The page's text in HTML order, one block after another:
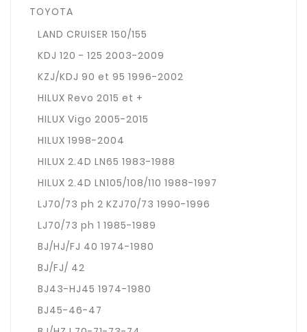
TOYOTA
LAND CRUISER 150/155
KDJ 120 - 125 2003-2009
KZJ/KDJ 90 et 95 1996-2002
HILUX Revo 2015 et +
HILUX Vigo 2005-2015
HILUX 1998-2004
HILUX 2.4D LN65 1983-1988
HILUX 2.4D LN105/108/110 1988-1997
LJ70/73 ph 2 KZJ70/73 1990-1996
LJ70/73 ph 1 1985-1989
BJ/HJ/FJ 40 1974-1980
BJ/FJ/ 42
BJ43-HJ45 1974-1980
BJ45-46-47